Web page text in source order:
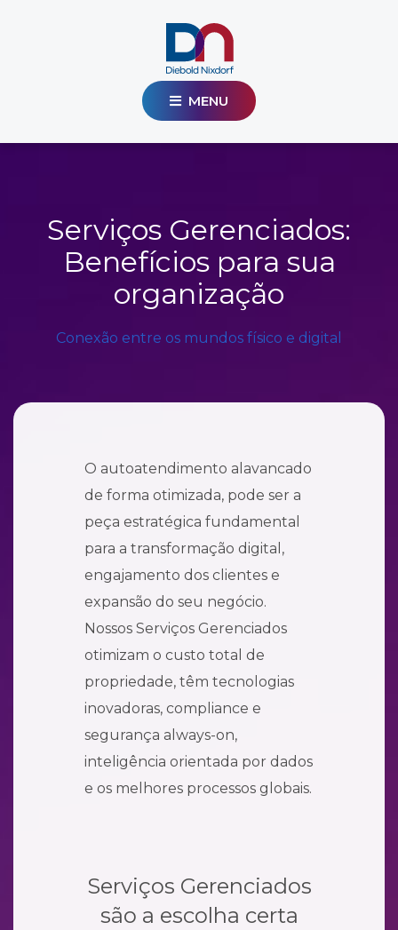
MENU
Serviços Gerenciados:
Benefícios para sua
organização
Conexão entre os mundos físico e digital
O autoatendimento alavancado
de forma otimizada, pode ser a
peça estratégica fundamental
para a transformação digital,
engajamento dos clientes e
expansão do seu negócio.
Nossos Serviços Gerenciados
otimizam o custo total de
propriedade, têm tecnologias
inovadoras, compliance e
segurança always-on,
inteligência orientada por dados
e os melhores processos globais.
Serviços Gerenciados
são a escolha certa